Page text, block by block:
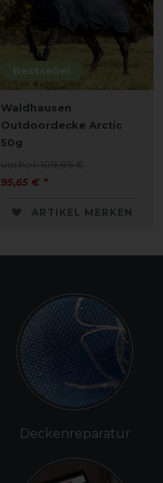
Bestseller
Waldhausen
Outdoordecke Arctic
50g
vorher 109,95 €
95,65 € *
ARTIKEL MERKEN
Deckenreparatur